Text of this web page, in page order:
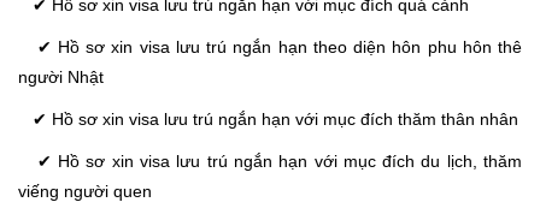
✔ Hồ sơ xin visa lưu trú ngắn hạn với mục đích quá cảnh
✔ Hồ sơ xin visa lưu trú ngắn hạn theo diện hôn phu hôn thê
người Nhật
✔ Hồ sơ xin visa lưu trú ngắn hạn với mục đích thăm thân nhân
✔ Hồ sơ xin visa lưu trú ngắn hạn với mục đích du lịch, thăm
viếng người quen